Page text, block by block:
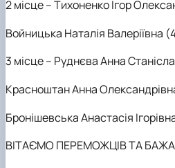
2 місце– Тихоненко Ігор
Войницька Наталія Валеріївна (
3 місце– Руднєва Анна
Красноштан Анна
Бронішевська Анастасія
ВІТАЄМО ПЕРЕМОЖЦІВ ТА